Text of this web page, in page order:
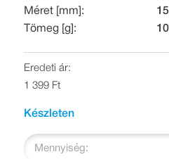
Méret [mm]:
Tömeg [g]:
Eredeti ár:
1 399 Ft
Készleten
Mennyiség: